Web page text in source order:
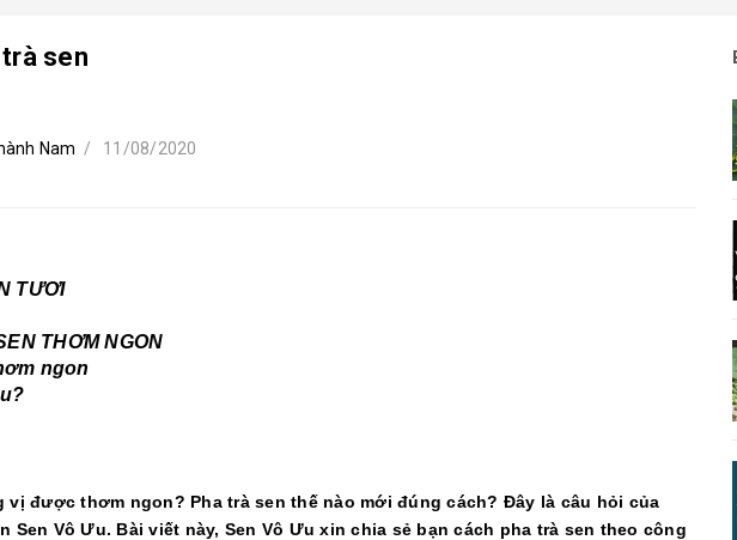
sen
Nam / 11/08/2020
TƯƠI
THƠM NGON
ngon
vị được thơm ngon? Pha trà sen thế nào mới đúng cách? Đây là câu hỏi của
Sen Vô Ưu. Bài viết này, Sen Vô Ưu xin chia sẻ bạn cách pha trà sen theo công